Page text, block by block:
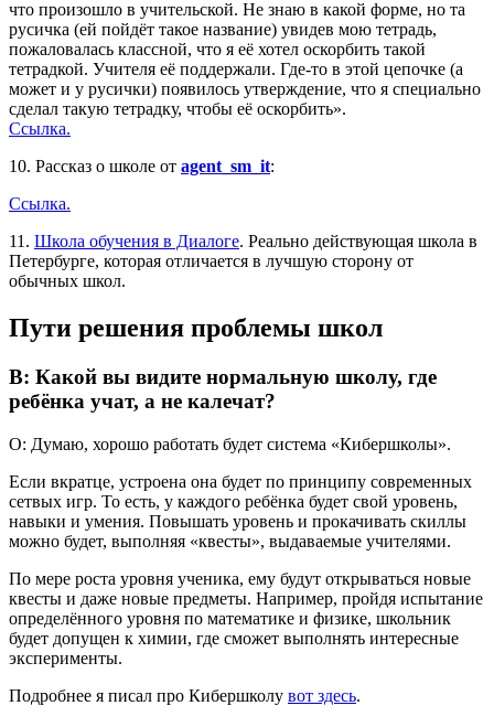
что произошло в учительской. Не знаю в какой форме, но та
русичка (ей пойдёт такое название) увидев мою тетрадь,
пожаловалась классной, что я её хотел оскорбить такой
тетрадкой. Учителя её поддержали. Где-то в этой цепочке (а
может и у русички) появилось утверждение, что я специально
сделал такую тетрадку, чтобы её оскорбить».
Ссылка.
10. Рассказ о школе от agent_sm_it:
Ссылка.
11. Школа обучения в Диалоге. Реально действующая школа в
Петербурге, которая отличается в лучшую сторону от
обычных школ.
Пути решения проблемы школ
В: Какой вы видите нормальную школу, где
ребёнка учат, а не калечат?
О: Думаю, хорошо работать будет система «Кибершколы».
Если вкратце, устроена она будет по принципу современных
сетвых игр. То есть, у каждого ребёнка будет свой уровень,
навыки и умения. Повышать уровень и прокачивать скиллы
можно будет, выполняя «квесты», выдаваемые учителями.
По мере роста уровня ученика, ему будут открываться новые
квесты и даже новые предметы. Например, пройдя испытание
определённого уровня по математике и физике, школьник
будет допущен к химии, где сможет выполнять интересные
эксперименты.
Подробнее я писал про Кибершколу вот здесь.